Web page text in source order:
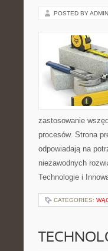
POSTED BY ADMIN
zastosowanie
procesów. Strona
odpowiadają na
niezawodnych
Technologie i
CATEGORIES: